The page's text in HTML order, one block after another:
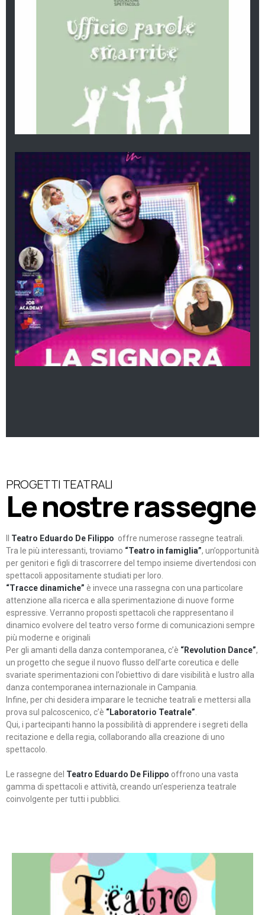
PROGETTI TEATRALI
Le nostre rassegne
Teatro Eduardo De Filippo offre numerose rassegne teatrali.
Tra le più interessanti, troviamo “Teatro in famiglia”, un’opportunità
per genitori e figli di trascorrere del tempo insieme divertendosi con
spettacoli appositamente studiati per loro.
“Tracce dinamiche” è invece una rassegna con una particolare
attenzione alla ricerca e alla sperimentazione di nuove forme
espressive. Verranno proposti spettacoli che rappresentano il
dinamico evolvere del teatro verso forme di comunicazioni sempre
più moderne e originali
Per gli amanti della danza contemporanea, c’è “Revolution Dance”,
un progetto che segue il nuovo flusso dell’arte coreutica e delle
svariate sperimentazioni con l’obiettivo di dare visibilità e lustro alla
danza contemporanea internazionale in Campania.
Infine, per chi desidera imparare le tecniche teatrali e mettersi alla
prova sul palcoscenico, c’è “Laboratorio Teatrale”
Qui, i partecipanti hanno la possibilità di apprendere i segreti della
recitazione e della regia, collaborando alla creazione di uno
spettacolo.
Le rassegne del Teatro Eduardo De Filippo offrono una vasta
gamma di spettacoli e attività, creando un’esperienza teatrale
coinvolgente per tutti i pubblici.
Continua